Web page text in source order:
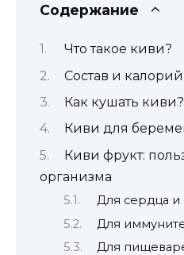
Содержание
Что такое киви?
Состав и
Как кушать киви?
Киви для
Киви фрукт:
организма
Для сердца и
Для
Для